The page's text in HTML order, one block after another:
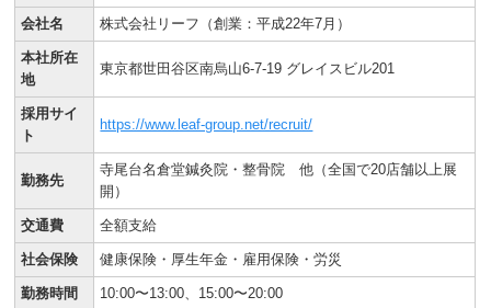
会社名 株式会社リーフ（創業：平成22年7月）
本社所在
地
東京都世田谷区南烏山6-7-19 グレイスビル201
採用サイ
ト
https://www.leaf-group.net/recruit/
勤務先
寺尾台名倉堂鍼灸院・整骨院 他（全国で20店舗以上展
開）
交通費 全額支給
社会保険 健康保険・厚生年金・雇用保険・労災
勤務時間 10:00〜13:00、15:00〜20:00